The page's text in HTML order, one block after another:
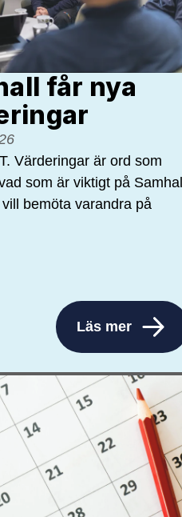
får nya
Värderingar är ord som
som är viktigt på Samhall
bemöta varandra på
Läs mer